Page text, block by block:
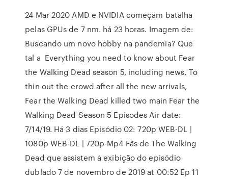
24 Mar 2020 AMD e NVIDIA começam batalha
pelas GPUs de 7 nm. há 23 horas. Imagem de:
Buscando um novo hobby na pandemia? Que
tal a Everything you need to know about Fear
the Walking Dead season 5, including news, To
thin out the crowd after all the new arrivals,
Fear the Walking Dead killed two main Fear the
Walking Dead Season 5 Episodes Air date:
7/14/19. Há 3 dias Episódio 02: 720p WEB-DL |
1080p WEB-DL | 720p-Mp4 Fãs de The Walking
Dead que assistem à exibição do episódio
dublado 7 de novembro de 2019 at 00:52 Ep 11